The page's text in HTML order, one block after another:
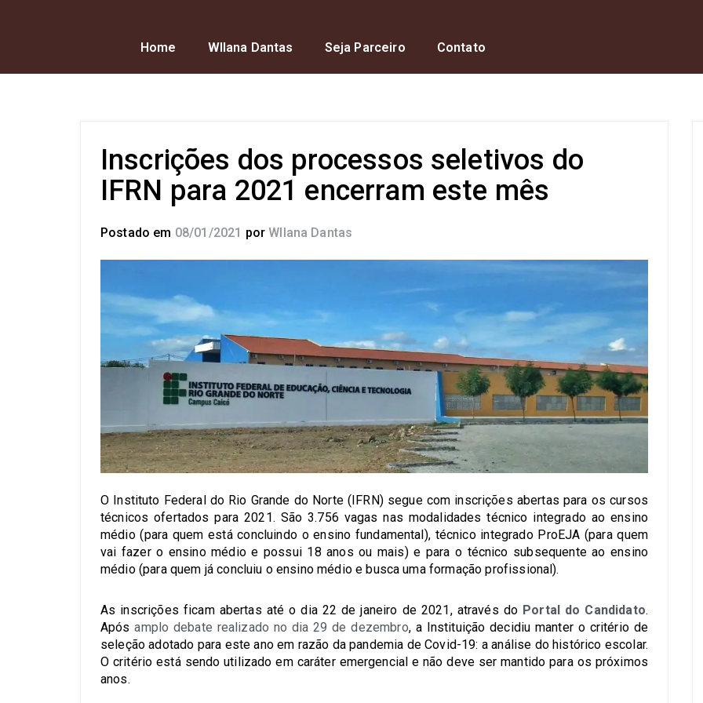
Home Wllana Dantas Seja Parceiro Contato
Inscrições dos processos seletivos do
IFRN para 2021 encerram este mês
Postado em 08/01/2021 por Wllana Dantas
O Instituto Federal do Rio Grande do Norte (IFRN) segue com inscrições abertas para os cursos
técnicos ofertados para 2021. São 3.756 vagas nas modalidades técnico integrado ao ensino
médio (para quem está concluindo o ensino fundamental), técnico integrado ProEJA (para quem
vai fazer o ensino médio e possui 18 anos ou mais) e para o técnico subsequente ao ensino
médio (para quem já concluiu o ensino médio e busca uma formação profissional).
As inscrições ficam abertas até o dia 22 de janeiro de 2021, através do Portal do Candidato.
Apósamplo debate realizado no dia 29 de dezembro, a Instituição decidiu manter o critério de
seleção adotado para este ano em razão da pandemia de Covid-19: a análise do histórico escolar.
O critério está sendo utilizado em caráter emergencial e não deve ser mantido para os próximos
anos.